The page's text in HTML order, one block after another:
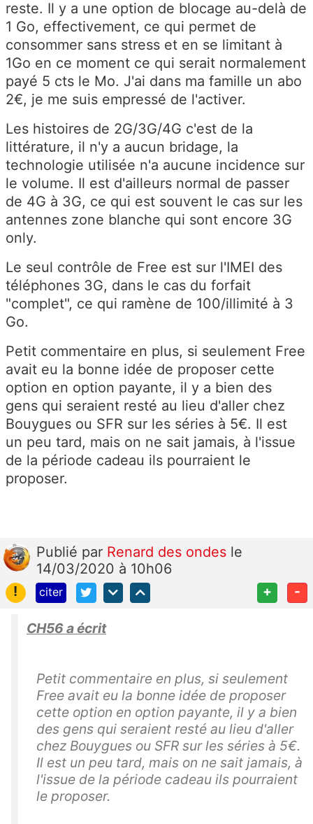
reste. Il y a une option de blocage au-delà de
1 Go, effectivement, ce qui permet de
consommer sans stress et en se limitant à
1Go en ce moment ce qui serait normalement
payé 5 cts le Mo. J'ai dans ma famille un abo
2€, je me suis empressé de l'activer.
Les histoires de 2G/3G/4G c'est de la
littérature, il n'y a aucun bridage, la
technologie utilisée n'a aucune incidence sur
le volume. Il est d'ailleurs normal de passer
de 4G à 3G, ce qui est souvent le cas sur les
antennes zone blanche qui sont encore 3G
only.
Le seul contrôle de Free est sur l'IMEI des
téléphones 3G, dans le cas du forfait
"complet", ce qui ramène de 100/illimité à 3
Go.
Petit commentaire en plus, si seulement Free
avait eu la bonne idée de proposer cette
option en option payante, il y a bien des
gens qui seraient resté au lieu d'aller chez
Bouygues ou SFR sur les séries à 5€. Il est
un peu tard, mais on ne sait jamais, à l'issue
de la période cadeau ils pourraient le
proposer.
Publié par Renard des ondes le
14/03/2020 à 10h06
!
citer + -
CH56 a écrit
Petit commentaire en plus, si seulement
Free avait eu la bonne idée de proposer
cette option en option payante, il y a bien
des gens qui seraient resté au lieu d'aller
chez Bouygues ou SFR sur les séries à 5€.
Il est un peu tard, mais on ne sait jamais, à
l'issue de la période cadeau ils pourraient
le proposer.